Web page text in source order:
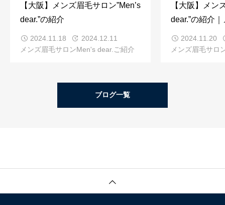
【大阪】メンズ眉毛サロン”Men’s
dear.”の紹介
2024.11.18
2024.12.11
メンズ眉毛サロンMen's dear.ご紹介
【大阪】メン
dear.”の紹介
2024.11.20
メンズ眉毛サロ
ブログ一覧